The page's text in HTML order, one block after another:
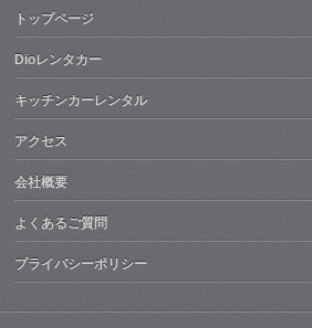
トップページ
Dioレンタカー
キッチンカーレンタル
アクセス
会社概要
よくあるご質問
プライバシーポリシー